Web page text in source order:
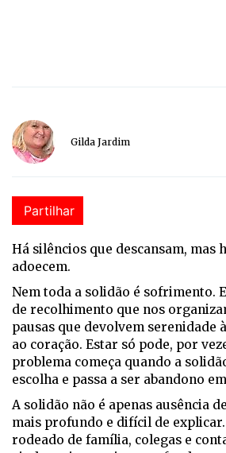
Gilda Jardim
Partilhar
Há silêncios que descansam, mas
adoecem.
Nem toda a solidão é sofrimento.
de recolhimento que nos
pausas que devolvem serenidade
ao coração. Estar só pode, por
problema começa quando a
escolha e passa a ser abandono
A solidão não é apenas ausência
mais profundo e difícil de
rodeado de família, colegas e